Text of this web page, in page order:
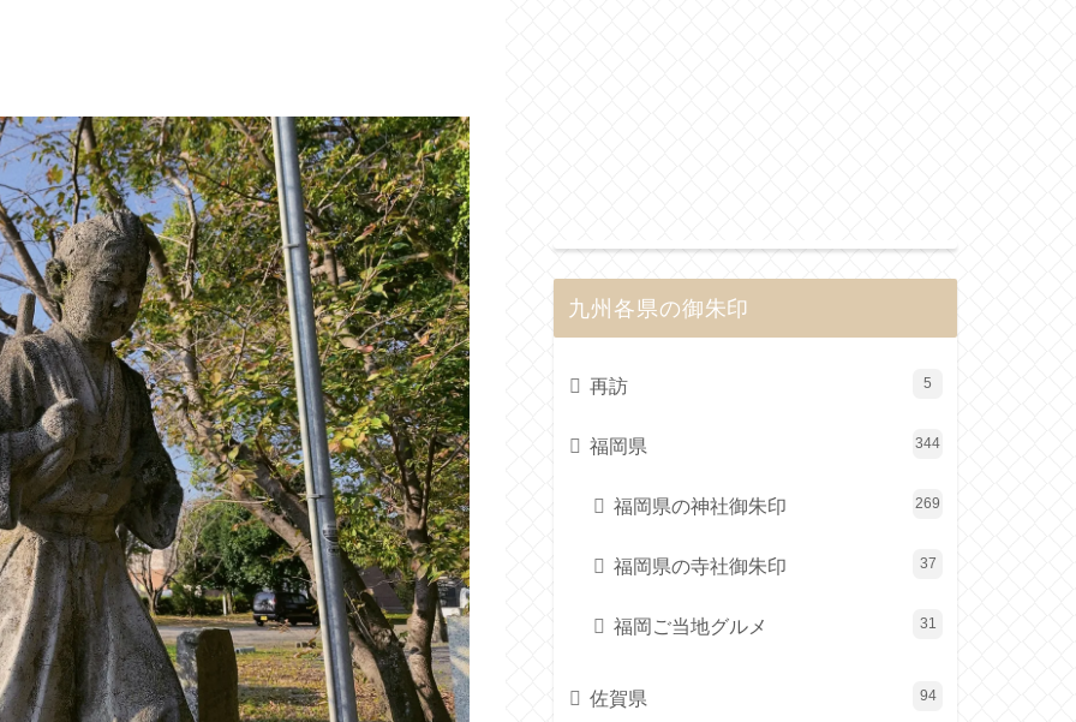
九州各県の御朱印
再訪 5
福岡県 344
福岡県の神社御朱印 269
福岡県の寺社御朱印 37
福岡ご当地グルメ 31
佐賀県 94